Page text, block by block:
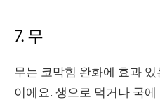
7. 무
무는 코막힘 완화에 효과
이에요. 생으로 먹거나 국